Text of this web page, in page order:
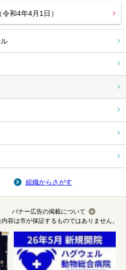
和4年4月1日）
組織からさがす
バナー広告の掲載について
内容は市が保証するものではありません。